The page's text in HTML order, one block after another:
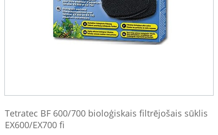
Tetratec BF 600/700 bioloģiskais filtrējošais sūklis
EX600/EX700 fi